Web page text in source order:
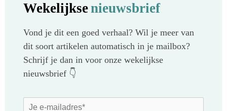
Wekelijksenieuwsbrief
Vond je dit een goed verhaal? Wil je meer van
dit soort artikelen automatisch in je mailbox?
Schrijf je dan in voor onze wekelijkse
nieuwsbrief 👇